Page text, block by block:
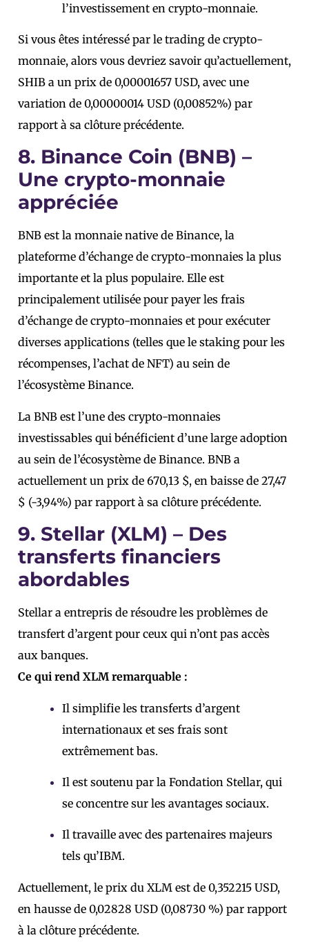
l’investissement en crypto-monnaie.
Si vous êtes intéressé par le trading de crypto-
monnaie, alors vous devriez savoir qu’actuellement,
SHIB a un prix de 0,00001657 USD, avec une
variation de 0,00000014 USD (0,00852%) par
rapport à sa clôture précédente.
8. Binance Coin (BNB) –
Une crypto-monnaie
appréciée
BNB est la monnaie native de Binance, la
plateforme d’échange de crypto-monnaies la plus
importante et la plus populaire. Elle est
principalement utilisée pour payer les frais
d’échange de crypto-monnaies et pour exécuter
diverses applications (telles que le staking pour les
récompenses, l’achat de NFT) au sein de
l’écosystème Binance.
La BNB est l’une des crypto-monnaies
investissables qui bénéficient d’une large adoption
au sein de l’écosystème de Binance. BNB a
actuellement un prix de 670,13 $, en baisse de 27,47
$ (-3,94%) par rapport à sa clôture précédente.
9. Stellar (XLM) – Des
transferts financiers
abordables
Stellar a entrepris de résoudre les problèmes de
transfert d’argent pour ceux qui n’ont pas accès
aux banques.
Ce qui rend XLM remarquable :
Il simplifie les transferts d’argent
internationaux et ses frais sont
extrêmement bas.
Il est soutenu par la Fondation Stellar, qui
se concentre sur les avantages sociaux.
Il travaille avec des partenaires majeurs
tels qu’IBM.
Actuellement, le prix du XLM est de 0,352215 USD,
en hausse de 0,02828 USD (0,08730 %) par rapport
à la clôture précédente.